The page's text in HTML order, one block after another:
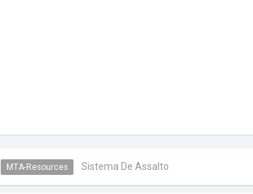
MTA-Resources Sistema De Assalto